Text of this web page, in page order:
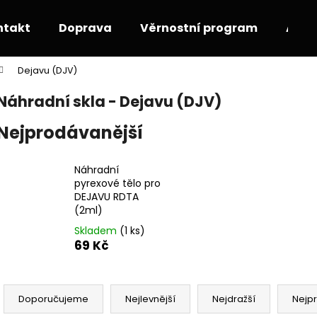
Doprava Věrnostní program
Dejavu (DJV)
skla - Dejavu (DJV)
Náhradní
pyrexové tělo pro
DEJAVU RDTA
(2ml)
Skladem (1 ks)
69 Kč
Ř
Doporučujeme Nejlevnější Nejdražší
Co potřebujete najít?
Doporučujeme